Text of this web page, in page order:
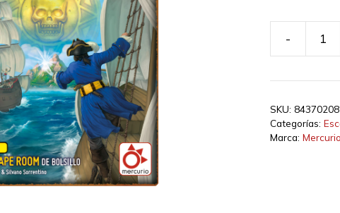
-
Duelo
Piratas
cantidad
SKU:
Categorías:
Marca: Mercurio